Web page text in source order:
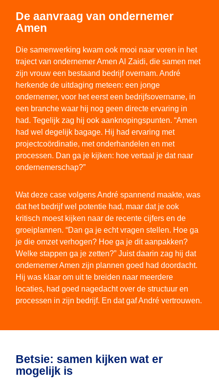
De aanvraag van ondernemer
Amen
Die samenwerking kwam ook mooi naar voren in het
traject van ondernemer Amen Al Zaidi, die samen met
zijn vrouw een bestaand bedrijf overnam. André
herkende de uitdaging meteen: een jonge
ondernemer, voor het eerst een bedrijfsovername, in
een branche waar hij nog geen directe ervaring in
had. Tegelijk zag hij ook aanknopingspunten. “Amen
had wel degelijk bagage. Hij had ervaring met
projectcoördinatie, met onderhandelen en met
processen. Dan ga je kijken: hoe vertaal je dat naar
ondernemerschap?”
Wat deze case volgens André spannend maakte, was
dat het bedrijf wel potentie had, maar dat je ook
kritisch moest kijken naar de recente cijfers en de
groeiplannen. “Dan ga je echt vragen stellen. Hoe ga
je die omzet verhogen? Hoe ga je dit aanpakken?
Welke stappen ga je zetten?” Juist daarin zag hij dat
ondernemer Amen zijn plannen goed had doordacht.
Hij was klaar om uit te breiden naar meerdere
locaties, had goed nagedacht over de structuur en
processen in zijn bedrijf. En dat gaf André vertrouwen.
Betsie: samen kijken wat er
mogelijk is